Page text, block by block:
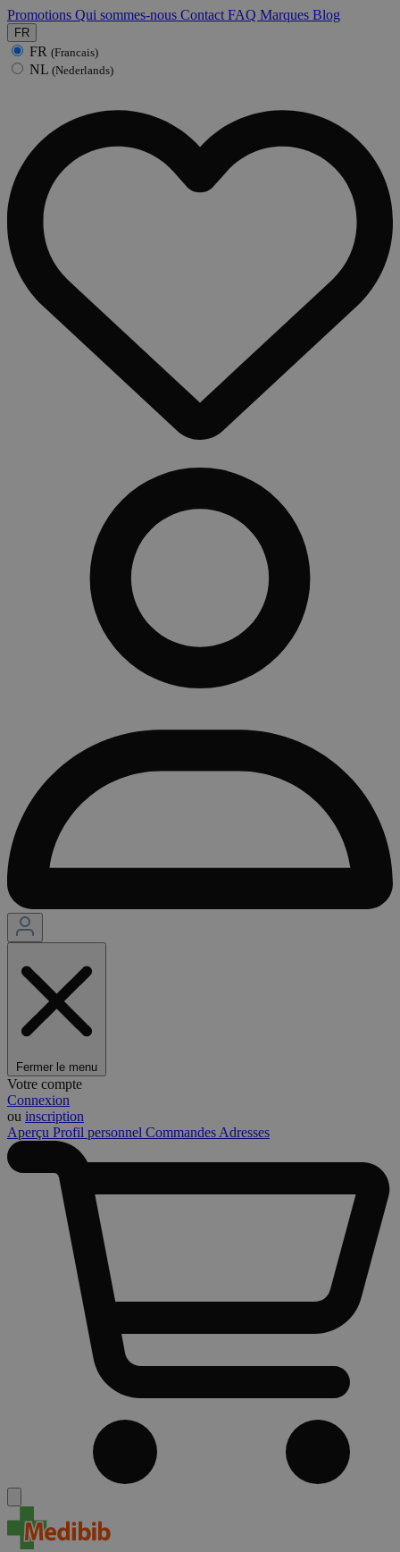
Promotions Qui sommes-nous Contact FAQ Marques Blog
FR
FR (Francais)
NL (Nederlands)
Fermer le menu
Votre compte
Connexion
ou inscription
Aperçu Profil personnel Commandes Adresses